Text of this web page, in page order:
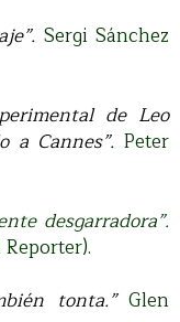
Sergi Sánchez
de Leo
a Cannes”. Peter
desgarradora”.
tonta.” Glen